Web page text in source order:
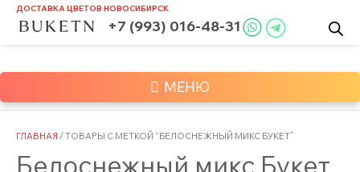
SkipДОСТАВКА ЦВЕТОВ НОВОСИБИРСК
+7 (993) 016-48-31
МЕНЮ
ГЛАВНАЯ / ТОВАРЫ С МЕТКОЙ “БЕЛОСНЕЖНЫЙ МИКС БУКЕТ”
Белоснежный микс Букет